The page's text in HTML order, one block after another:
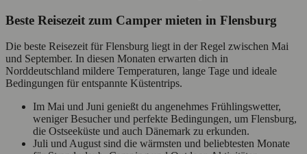
Beste Reisezeit zum Camper mieten in Flensburg
Die beste Reisezeit für Flensburg liegt in der Regel zwischen Mai
und September. In diesen Monaten erwarten dich in
Norddeutschland mildere Temperaturen, lange Tage und ideale
Bedingungen für entspannte Küstentrips.
Im Mai und Juni genießt du angenehmes Frühlingswetter,
weniger Besucher und perfekte Bedingungen, um Flensburg,
die Ostseeküste und auch Dänemark zu erkunden.
Juli und August sind die wärmsten und beliebtesten Monate